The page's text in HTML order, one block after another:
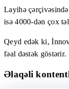
Layihə
isə 4000-dən çox
Qeyd edək ki,
fəal dəstək göstərir.
Əlaqəli